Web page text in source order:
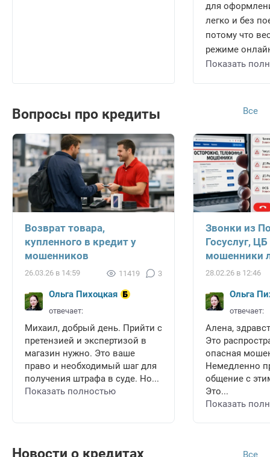
для
легко и без
потому что
режиме
Показать
Вопросы про кредиты Все
Возврат товара,
купленного в кредит у
мошенников
26.03.26 в 14:59 11419 3
Ольга Пихоцкая
отвечает:
Михаил, добрый день. Прийти с
претензией и экспертизой в
магазин нужно. Это ваше
право и необходимый шаг для
получения штрафа в суде. Но...
Показать полностью
Звонки из
Госуслуг,
мошенники
28.02.26 в 12:46
Ольга
отвечает:
Алена,
Это
опасная
Немедленно
общение с
Это...
Показать
Все